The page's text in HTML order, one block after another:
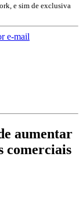
e sim de exclusiva
e-mail
aumentar
comerciais